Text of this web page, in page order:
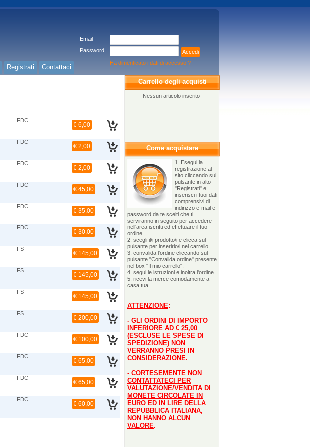
Email
Password
Accedi
Ha dimenticato i dati di accesso ?
Registrati
Contattaci
Carrello degli acquisti
Nessun articolo inserito
Come acquistare
1. Esegui la
registrazione al
sito cliccando sul
pulsante in alto
"Registrati" e
inserisci i tuoi dati
comprensivi di
indirizzo e-mail e
password da te scelti che ti
serviranno in seguito per accedere
nell'area iscritti ed effettuare il tuo
ordine.
2. scegli il/i prodotto/i e clicca sul
pulsante per inserirlo/i nel carrello.
3. convalida l'ordine cliccando sul
pulsante "Convalida ordine" presente
nel box "Il mio carrello".
4. segui le istruzioni e inoltra l'ordine.
5. ricevi la merce comodamente a
casa tua.
ATTENZIONE:
- GLI ORDINI DI IMPORTO
INFERIORE AD € 25,00
(ESCLUSE LE SPESE DI
SPEDIZIONE) NON
VERRANNO PRESI IN
CONSIDERAZIONE.
- CORTESEMENTE NON
CONTATTATECI PER
VALUTAZIONE/VENDITA DI
MONETE CIRCOLATE IN
EURO ED IN LIRE DELLA
REPUBBLICA ITALIANA,
NON HANNO ALCUN
VALORE.
FDC
€ 6,00
FDC
€ 2,00
FDC
€ 2,00
FDC
€ 45,00
FDC
€ 35,00
FDC
€ 30,00
FS
€ 145,00
FS
€ 145,00
FS
€ 145,00
FS
€ 200,00
FDC
€ 100,00
FDC
€ 65,00
FDC
€ 65,00
FDC
€ 60,00